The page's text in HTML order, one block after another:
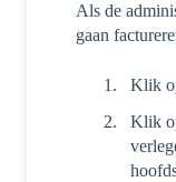
Als de
gaan
Klik
Klik